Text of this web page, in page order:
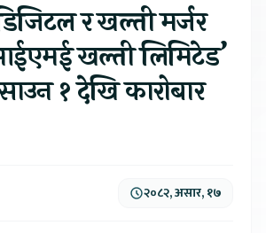
र खल्ती मर्जर
खल्ती लिमिटेड’
१ देखि कारोबार
२०८२, असार, १७